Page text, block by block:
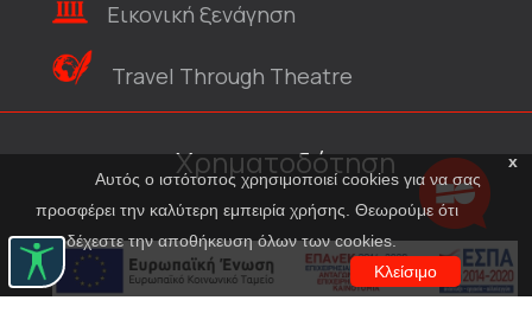
x
Αυτός ο ιστότοπος χρησιμοποιεί cookies για να σας
προσφέρει την καλύτερη εμπειρία χρήσης. Θεωρούμε ότι
αποδέχεστε την αποθήκευση όλων των cookies.
Κλείσιμο
Εικονική ξενάγηση
Travel Through Theatre
Χρηματοδότηση